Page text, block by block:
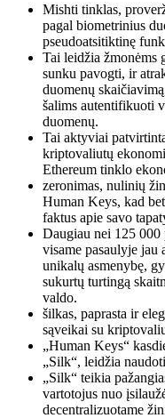
Mishti tinklas,
pagal biometrinius
pseudoatsitiktinę
Tai leidžia žmonėms
sunku pavogti, ir
duomenų
šalims autentifikuoti
duomenų.
Tai aktyviai
kriptovaliutų
Ethereum tinklo
zeronimas, nulinių
Human Keys, kad
faktus apie savo
Daugiau nei 125 000
visame pasaulyje jau
unikalų asmenybę,
sukurtų turtingą
valdo.
šilkas, paprasta ir
sąveikai su
„Human Keys“
„Silk“, leidžia
„Silk“ teikia
vartotojus nuo
decentralizuotame